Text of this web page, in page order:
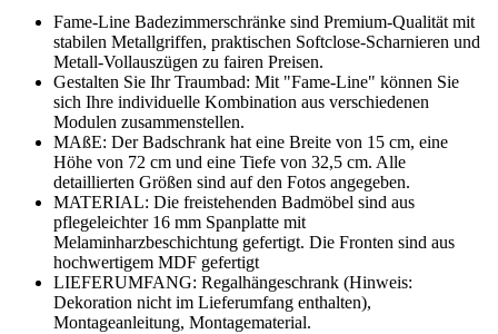
Fame-Line Badezimmerschränke sind Premium-Qualität mit
stabilen Metallgriffen, praktischen Softclose-Scharnieren und
Metall-Vollauszügen zu fairen Preisen.
Gestalten Sie Ihr Traumbad: Mit "Fame-Line" können Sie
sich Ihre individuelle Kombination aus verschiedenen
Modulen zusammenstellen.
MAßE: Der Badschrank hat eine Breite von 15 cm, eine
Höhe von 72 cm und eine Tiefe von 32,5 cm. Alle
detaillierten Größen sind auf den Fotos angegeben.
MATERIAL: Die freistehenden Badmöbel sind aus
pflegeleichter 16 mm Spanplatte mit
Melaminharzbeschichtung gefertigt. Die Fronten sind aus
hochwertigem MDF gefertigt
LIEFERUMFANG: Regalhängeschrank (Hinweis:
Dekoration nicht im Lieferumfang enthalten),
Montageanleitung, Montagematerial.